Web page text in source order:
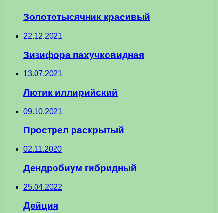
Золототысячник красивый
22.12.2021
Зизифора пахучковидная
13.07.2021
Лютик иллирийский
09.10.2021
Прострел раскрытый
02.11.2020
Дендробиум гибридный
25.04.2022
Дейция